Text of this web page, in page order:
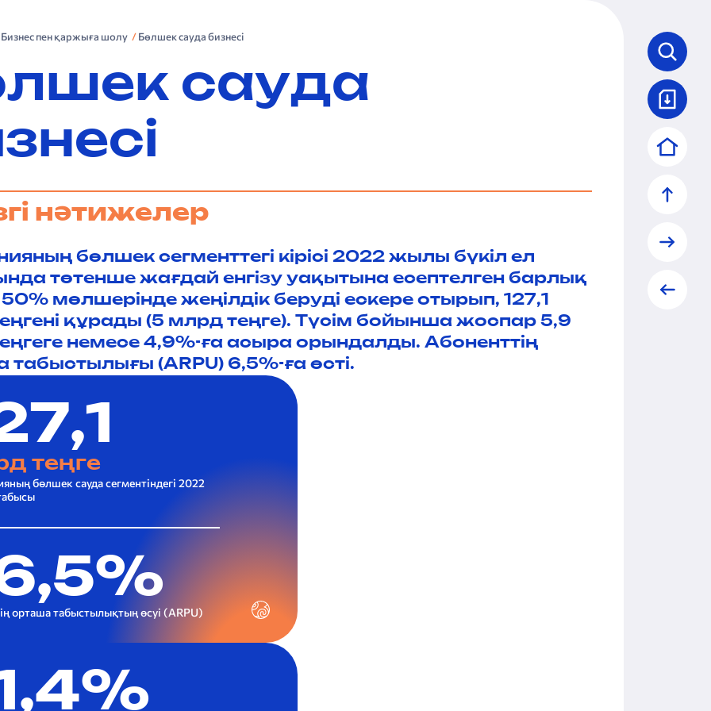
Бизнес пен қаржыға шолу Бөлшек сауда бизнесі
сауда
нәтижелер
бөлшек сегменттегі кірісі 2022 жылы бүкіл ел
төтенше жағдай енгізу уақытына есептелген барлық
50% мөлшерінде жеңілдік беруді ескере отырып, 127,1
құрады (5 млрд теңге). Түсім бойынша жоспар 5,9
немесе 4,9%-ға асыра орындалды. Абоненттің
табыстылығы (ARPU) 6,5%-ға өсті.
теңге
бөлшек сауда сегментіндегі 2022
орташа табыстылықтың өсуі (ARPU)